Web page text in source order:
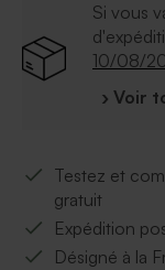
Si vous
10/08/
› Voir
Testez et
gratuit
Expédition
Désigné à la